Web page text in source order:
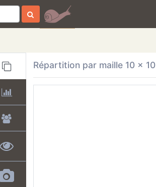
Répartition par maille 10 x 10